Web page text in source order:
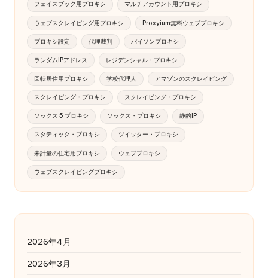
フェイスブック用プロキシ マルチアカウント用プロキシ
ウェブスクレイピング用プロキシ Proxyium無料ウェブプロキシ
プロキシ設定 代理裁判 パイソンプロキシ
ランダムIPアドレス レジデンシャル・プロキシ
回転居住用プロキシ 学校代理人 アマゾンのスクレイピング
スクレイピング・プロキシ スクレイピング・プロキシ
ソックス 5 プロキシ ソックス・プロキシ 静的IP
スタティック・プロキシ ツイッター・プロキシ
未計量の住宅用プロキシ ウェブプロキシ
ウェブスクレイピングプロキシ
2026年4月
2026年3月